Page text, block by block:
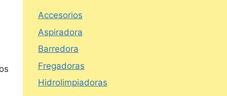
Accesorios
Aspiradora
Barredora
Fregadoras
Hidrolimpiadoras